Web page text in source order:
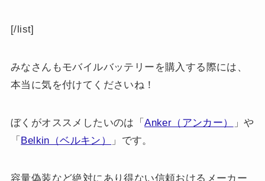
[/list]
みなさんもモバイルバッテリーを購入する際には、
本当に気を付けてくださいね！
ぼくがオススメしたいのは「Anker（アンカー）
」や
「 Belkin（ベルキン） 」です。
容量偽装など絶対にあり得ない信頼おけるメーカー